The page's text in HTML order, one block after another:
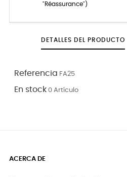
"Réassurance")
DETALLES DEL PRODUCTO
Referencia FA25
En stock 0 Artículo
ACERCA DE